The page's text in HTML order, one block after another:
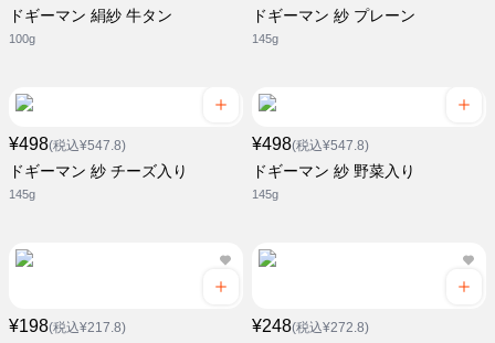
ドギーマン 絹紗 牛タン
100g
ドギーマン 紗 プレーン
145g
¥498(税込¥547.8)
ドギーマン 紗 チーズ入り
145g
¥498(税込¥547.8)
ドギーマン 紗 野菜入り
145g
¥198(税込¥217.8) ¥248(税込¥272.8)